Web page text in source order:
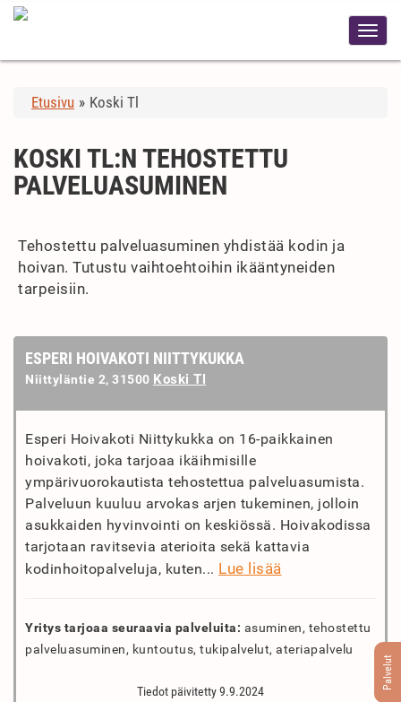
Etusivu » Koski Tl
Palvelut
KOSKI TL:N TEHOSTETTU
PALVELUASUMINEN
Tehostettu palveluasuminen yhdistää kodin ja
hoivan. Tutustu vaihtoehtoihin ikääntyneiden
tarpeisiin.
ESPERI HOIVAKOTI NIITTYKUKKA
Niittyläntie 2, 31500 Koski Tl
Esperi Hoivakoti Niittykukka on 16-paikkainen
hoivakoti, joka tarjoaa ikäihmisille
ympärivuorokautista tehostettua palveluasumista.
Palveluun kuuluu arvokas arjen tukeminen, jolloin
asukkaiden hyvinvointi on keskiössä. Hoivakodissa
tarjotaan ravitsevia aterioita sekä kattavia
kodinhoitopalveluja, kuten... Lue lisää
Yritys tarjoaa seuraavia palveluita: asuminen, tehostettu
palveluasuminen, kuntoutus, tukipalvelut, ateriapalvelu
Tiedot päivitetty 9.9.2024